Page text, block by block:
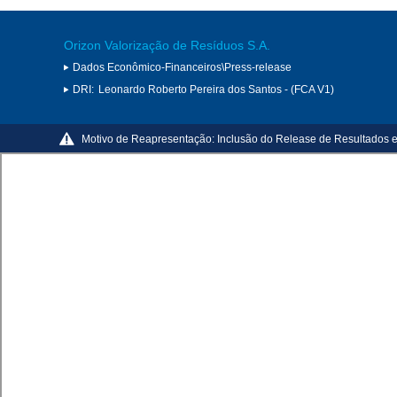
Orizon Valorização de Resíduos S.A.
Dados Econômico-Financeiros\Press-release
DRI: Leonardo Roberto Pereira dos Santos - (FCA V1)
Motivo de Reapresentação: Inclusão do Release de Resultados